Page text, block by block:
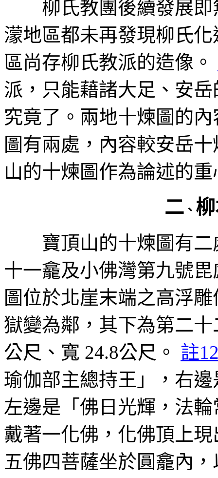
柳氏教團後續發展即
濛地區都未再發現柳氏
區尚存柳氏教派的造像。
派，只能藉諸大足、安
究竟了。兩地十煉圖的
圖有兩處，內容較安岳
山的十煉圖作為論述的重
二 、
寶頂山的十煉圖有二
十一龕及小佛灣第九號
圖位於北崖末端之高浮
獄變為鄰，其下為第二
公尺、寬 24.8公尺。 註
瑜伽部主總持王」，右
左邊是「佛日光輝，法輪
戴著一化佛，化佛頂上
五佛四菩薩坐於圓龕內